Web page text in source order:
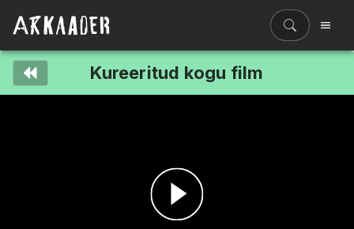
Kureeritud kogu film
Esita
Filmiriiul
Kureeritud kogud
Hinnad
ENG